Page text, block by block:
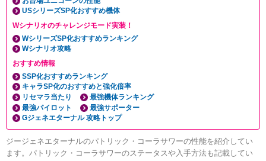
USシリーズSP化おすすめ機体
Wシナリオのチャレンジモード実装！
WシリーズSP化おすすめランキング
Wシナリオ攻略
おすすめ情報
SSP化おすすめランキング
キャラSP化のおすすめと強化倍率
リセマラ当たり
最強機体ランキング
最強パイロット
最強サポーター
Gジェネエターナル 攻略トップ
ジージェネエターナルのパトリック・コーラサワーの性能を紹介してい
ます。パトリック・コーラサワーのステータスや入手方法も記載してい